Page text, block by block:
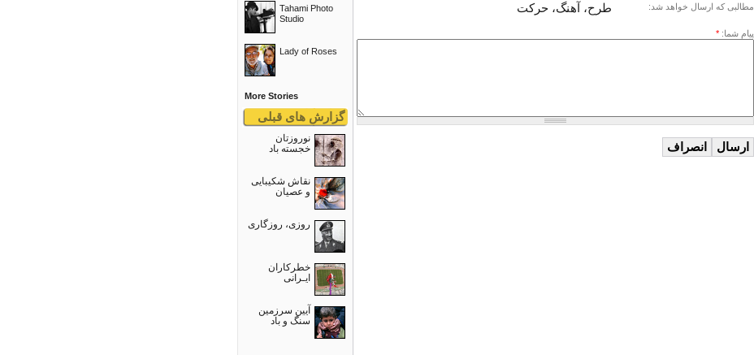
Tahami Photo
Studio
Lady of Roses
More Stories
گزارش های قبلی
نوروزتان
خجسته باد
نقاش شکیبایی
و عصيان
روزی، روزگاری
خطرکاران
ایـرانی
آیین سرزمین
سنگ و باد
مطالبی که ارسال خواهد شد: طرح، آهنگ، حرکت
پیام شما: *